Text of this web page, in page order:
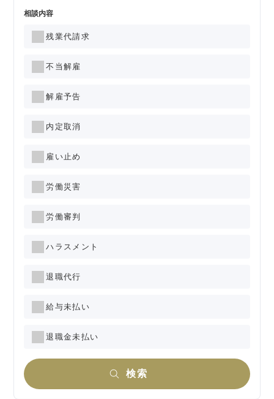
相談内容
残業代請求
不当解雇
解雇予告
内定取消
雇い止め
労働災害
労働審判
ハラスメント
退職代行
給与未払い
退職金未払い
検索